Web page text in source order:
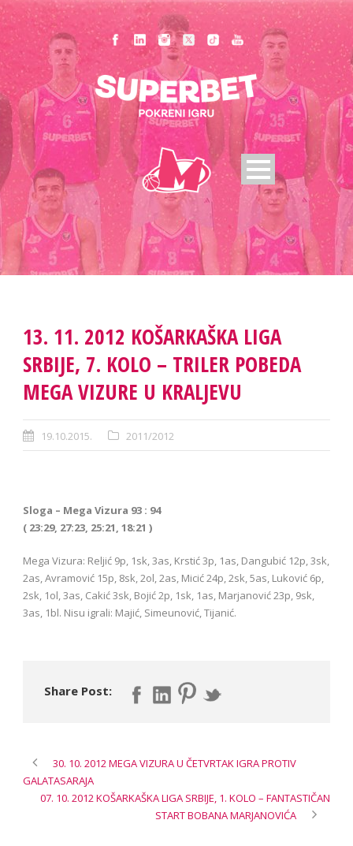
13. 11. 2012 KOŠARKAŠKA LIGA
SRBIJE, 7. KOLO – TRILER POBEDA
MEGA VIZURE U KRALJEVU
19.10.2015. 2011/2012
Sloga – Mega Vizura 93 : 94
( 23:29, 27:23, 25:21, 18:21 )
Mega Vizura: Reljić 9p, 1sk, 3as, Krstić 3p, 1as, Dangubić 12p, 3sk,
2as, Avramović 15p, 8sk, 2ol, 2as, Micić 24p, 2sk, 5as, Luković 6p,
2sk, 1ol, 3as, Cakić 3sk, Bojić 2p, 1sk, 1as, Marjanović 23p, 9sk,
3as, 1bl. Nisu igrali: Majić, Simeunović, Tijanić.
Share Post:
30. 10. 2012 MEGA VIZURA U ČETVRTAK IGRA PROTIV
GALATASARAJA
07. 10. 2012 KOŠARKAŠKA LIGA SRBIJE, 1. KOLO – FANTASTIČAN
START BOBANA MARJANOVIĆA